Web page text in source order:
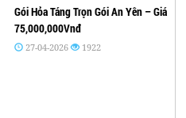
Gói Hỏa Táng Trọn Gói An Yên – Giá
75,000,000Vnđ
27-04-2026 1922